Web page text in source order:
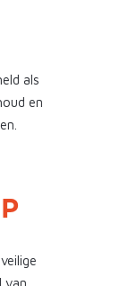
als
en
van